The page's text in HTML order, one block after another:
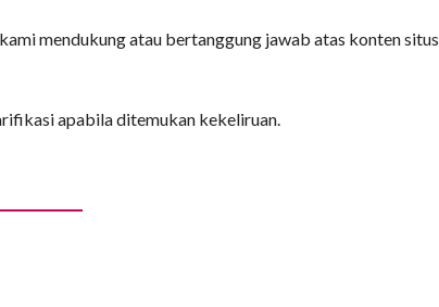
mendukung atau bertanggung jawab atas konten situs
apabila ditemukan kekeliruan.